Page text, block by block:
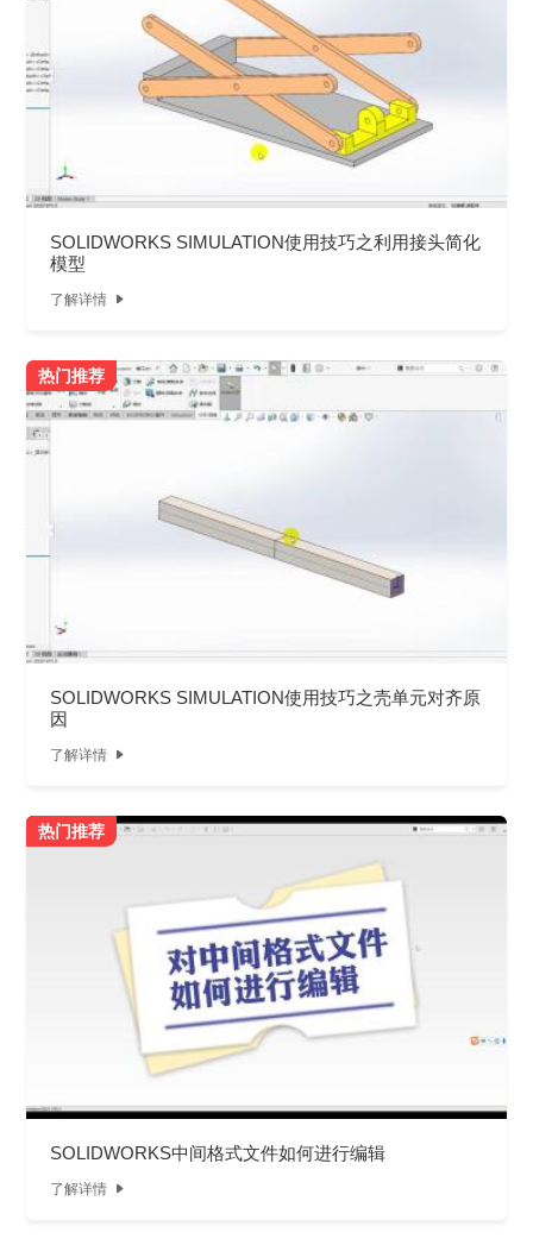
SOLIDWORKS SIMULATION使用技巧之利用接头简化
模型
了解详情 
热门推荐
SOLIDWORKS SIMULATION使用技巧之壳单元对齐原
因
了解详情 
热门推荐
SOLIDWORKS中间格式文件如何进行编辑
了解详情 